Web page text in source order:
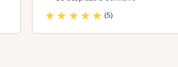
★★ ★★★ (5)